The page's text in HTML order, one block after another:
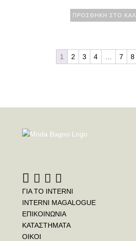
ΠΡΟΣΘΉΚΗ ΣΤΟ
1 2 3 4 … 7 8
ΓΙΑ ΤΟ INTERNI
INTERNI MAGALOGUE
ΕΠΙΚΟΙΝΩΝΙΑ
ΚΑΤΑΣΤΗΜΑΤΑ
ΟΙΚΟΙ